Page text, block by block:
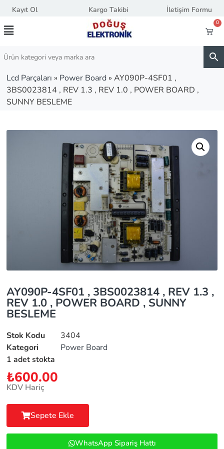
Kayıt Ol Kargo Takibi İletişim Formu
0
Lcd Parçaları » Power Board » AY090P-4SF01 ,
3BS0023814 , REV 1.3 , REV 1.0 , POWER BOARD ,
SUNNY BESLEME
AY090P-4SF01 , 3BS0023814 , REV 1.3 ,
REV 1.0 , POWER BOARD , SUNNY
BESLEME
Stok Kodu
3404
Kategori
Power Board
1 adet stokta
₺600.00
KDV Hariç
Sepete Ekle
WhatsApp Sipariş Hattı